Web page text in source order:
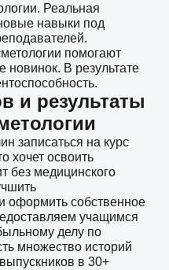
Реальная
навыки под
помогают
новинок. В результате
и результаты
записаться на курс
хочет освоить
без медицинского
оформить собственное
учащимся
делу по
множество историй
в 30+